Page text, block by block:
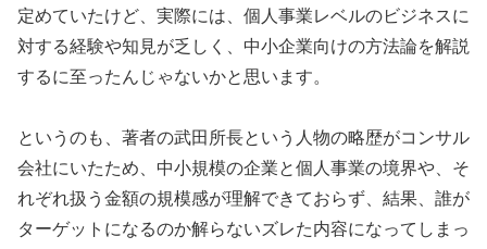
定めていたけど、実際には、個人事業レベルのビジネスに
対する経験や知見が乏しく、中小企業向けの方法論を解説
するに至ったんじゃないかと思います。
というのも、著者の武田所長という人物の略歴がコンサル
会社にいたため、中小規模の企業と個人事業の境界や、そ
れぞれ扱う金額の規模感が理解できておらず、結果、誰が
ターゲットになるのか解らないズレた内容になってしまっ